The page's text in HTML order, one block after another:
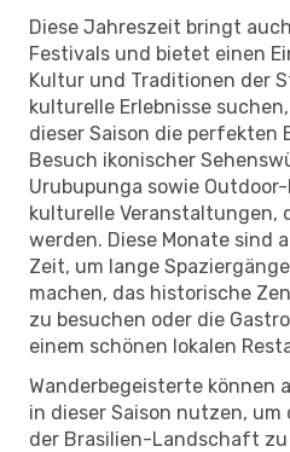
Diese Jahreszeit bringt
Festivals und bietet einen
Kultur und Traditionen der
kulturelle Erlebnisse
dieser Saison die perfekten
Besuch ikonischer
Urubupunga sowie
kulturelle Veranstaltungen,
werden. Diese Monate sind
Zeit, um lange
machen, das historische
zu besuchen oder die
einem schönen lokalen
Wanderbegeisterte können
in dieser Saison nutzen,
der Brasilien-Landschaft